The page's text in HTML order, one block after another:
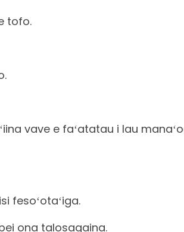
tofo.
vave e faʻatatau i lau
fesoʻotaʻiga.
ona talosagaina.